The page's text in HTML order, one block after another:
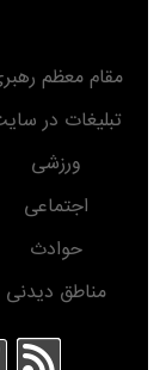
مقام معظم
تبلیغات در
ورزشی
اجتماعی
حوادث
مناطق دیدنی